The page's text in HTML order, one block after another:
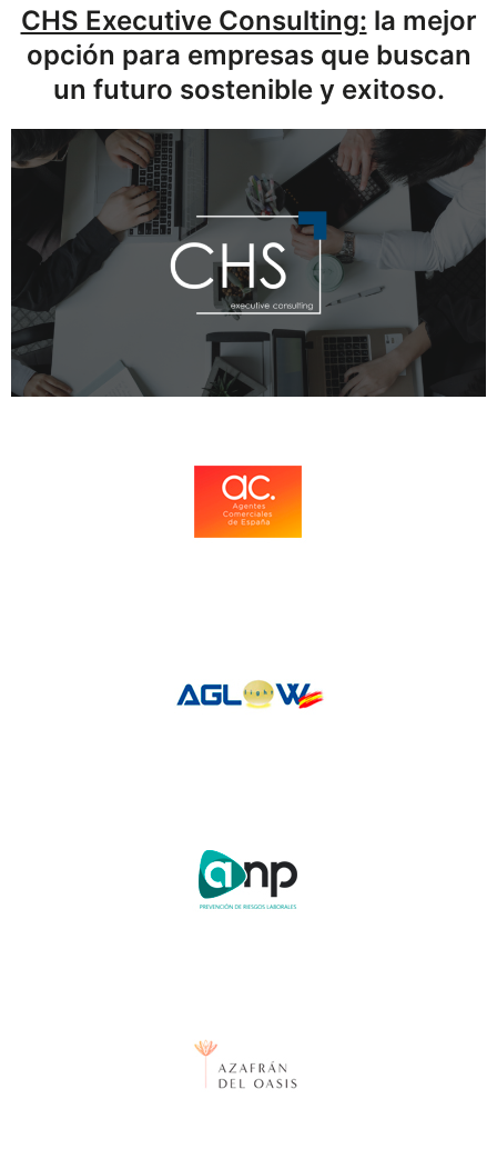
CHS Executive Consulting: la mejor
opción para empresas que buscan
un futuro sostenible y exitoso.